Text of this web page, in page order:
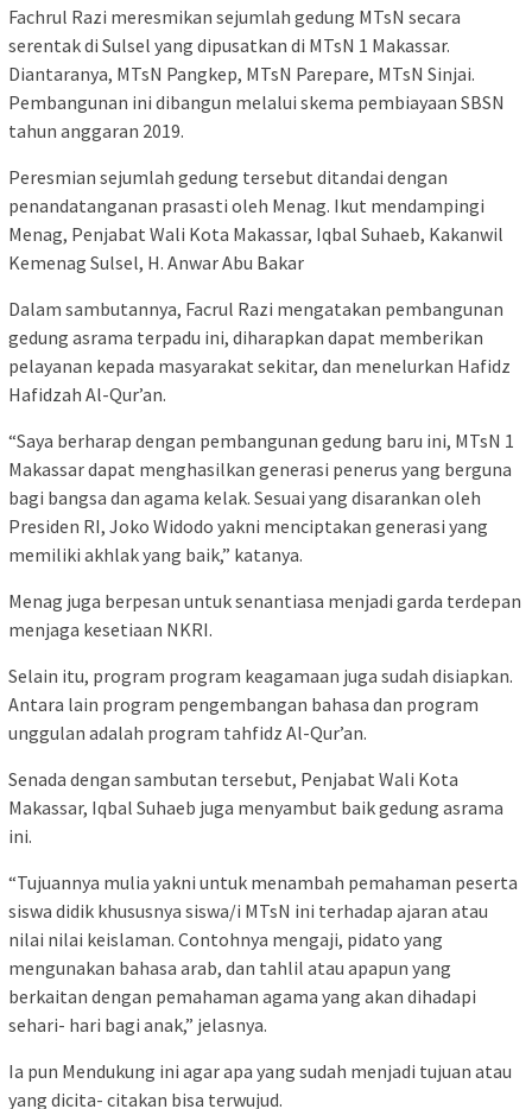
Fachrul Razi meresmikan sejumlah gedung MTsN secara
serentak di Sulsel yang dipusatkan di MTsN 1 Makassar.
Diantaranya, MTsN Pangkep, MTsN Parepare, MTsN Sinjai.
Pembangunan ini dibangun melalui skema pembiayaan SBSN
tahun anggaran 2019.
Peresmian sejumlah gedung tersebut ditandai dengan
penandatanganan prasasti oleh Menag. Ikut mendampingi
Menag, Penjabat Wali Kota Makassar, Iqbal Suhaeb, Kakanwil
Kemenag Sulsel, H. Anwar Abu Bakar
Dalam sambutannya, Facrul Razi mengatakan pembangunan
gedung asrama terpadu ini, diharapkan dapat memberikan
pelayanan kepada masyarakat sekitar, dan menelurkan Hafidz
Hafidzah Al-Qur’an.
“Saya berharap dengan pembangunan gedung baru ini, MTsN 1
Makassar dapat menghasilkan generasi penerus yang berguna
bagi bangsa dan agama kelak. Sesuai yang disarankan oleh
Presiden RI, Joko Widodo yakni menciptakan generasi yang
memiliki akhlak yang baik,” katanya.
Menag juga berpesan untuk senantiasa menjadi garda terdepan
menjaga kesetiaan NKRI.
Selain itu, program program keagamaan juga sudah disiapkan.
Antara lain program pengembangan bahasa dan program
unggulan adalah program tahfidz Al-Qur’an.
Senada dengan sambutan tersebut, Penjabat Wali Kota
Makassar, Iqbal Suhaeb juga menyambut baik gedung asrama
ini.
“Tujuannya mulia yakni untuk menambah pemahaman peserta
siswa didik khususnya siswa/i MTsN ini terhadap ajaran atau
nilai nilai keislaman. Contohnya mengaji, pidato yang
mengunakan bahasa arab, dan tahlil atau apapun yang
berkaitan dengan pemahaman agama yang akan dihadapi
sehari- hari bagi anak,” jelasnya.
Ia pun Mendukung ini agar apa yang sudah menjadi tujuan atau
yang dicita- citakan bisa terwujud.